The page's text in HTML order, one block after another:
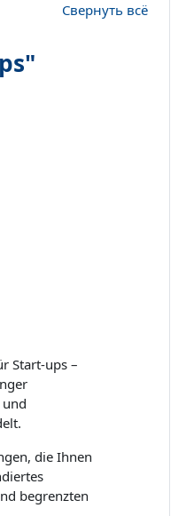
Свернуть всё
Start-ups –
die Ihnen
begrenzten